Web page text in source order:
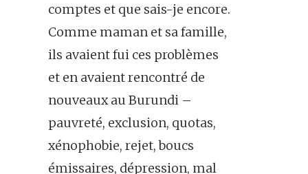
comptes et que sais-je encore.
Comme maman et sa famille,
ils avaient fui ces problèmes
et en avaient rencontré de
nouveaux au Burundi –
pauvreté, exclusion, quotas,
xénophobie, rejet, boucs
émissaires, dépression, mal